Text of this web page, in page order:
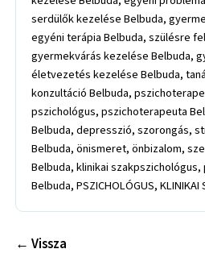
serdülők kezelése Belbuda,
egyéni terápia Belbuda, szülésre
gyermekvárás kezelése Belbuda,
életvezetés kezelése Belbuda,
konzultáció Belbuda,
pszichológus, pszichoterapeuta
Belbuda, depresszió, szorongás,
Belbuda, önismeret, önbizalom,
Belbuda, klinikai
Belbuda, PSZICHOLÓGUS, KLINIKAI
← Vissza